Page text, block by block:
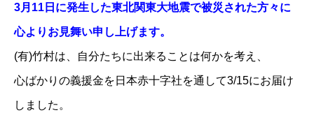
3月11日に発生した東北関東大地震で被災された方々に
心よりお見舞い申し上げます。
(有)竹村は、自分たちに出来ることは何かを考え、
心ばかりの義援金を 日本赤十字社を通して3/15にお届け
しました。